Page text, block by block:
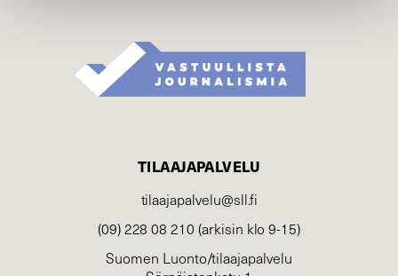
TILAAJAPALVELU
tilaajapalvelu@sll.fi
(09) 228 08 210 (arkisin klo 9-15)
Suomen Luonto/tilaajapalvelu